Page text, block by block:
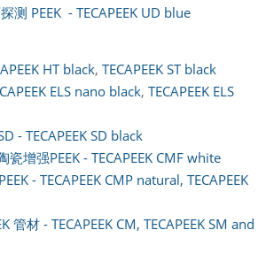
测 PEEK - TECAPEEK UD blue
HT black, TECAPEEK ST black
ELS nano black, TECAPEEK ELS
- TECAPEEK SD black
瓷增强PEEK - TECAPEEK CMF white
- TECAPEEK CMP natural, TECAPEEK
管材 - TECAPEEK CM, TECAPEEK SM and